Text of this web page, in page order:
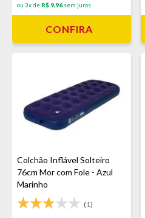
ou 3x de R$ 9,96sem juros
CONFIRA
Colchão Inflável Solteiro
76cm Mor com Fole - Azul
Marinho
(1)